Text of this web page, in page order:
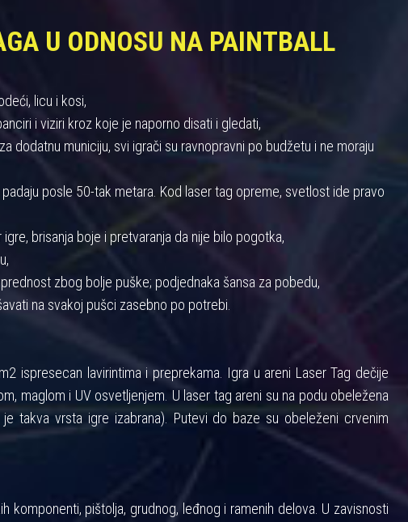
U ODNOSU NA PAINTBALL
licu i kosi,
i viziri kroz koje je naporno disati i gledati,
dodatnu municiju, svi igrači su ravnopravni po budžetu i ne moraju
posle 50-tak metara. Kod laser tag opreme, svetlost ide pravo
brisanja boje i pretvaranja da nije bilo pogotka,
zbog bolje puške; podjednaka šansa za pobedu,
na svakoj pušci zasebno po potrebi.
ispresecan lavirintima i preprekama. Igra u areni Laser Tag dečije
maglom i UV osvetljenjem. U laser tag areni su na podu obeležena
takva vrsta igre izabrana). Putevi do baze su obeleženi crvenim
komponenti, pištolja, grudnog, leđnog i ramenih delova. U zavisnosti